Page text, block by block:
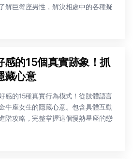
解巨蟹座男性，解決相處中的各種疑
感的15個真實跡象！抓
藏心意
感的15種真實行為模式！從肢體語言
牛座女生的隱藏心意。包含具體互動
階攻略，完整掌握這個慢熱星座的戀